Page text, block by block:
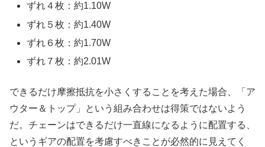
ずれ４枚：約1.10W
ずれ５枚：約1.40W
ずれ６枚：約1.70W
ずれ７枚：約2.01W
できるだけ摩擦抵抗を小さくすることを考えた場合、「ア
ウター＆トップ」という組み合わせは得策ではないよう
だ。チェーンはできるだけ一直線になるように配置する、
というギアの配置を考慮すべきことが必然的に見えてく